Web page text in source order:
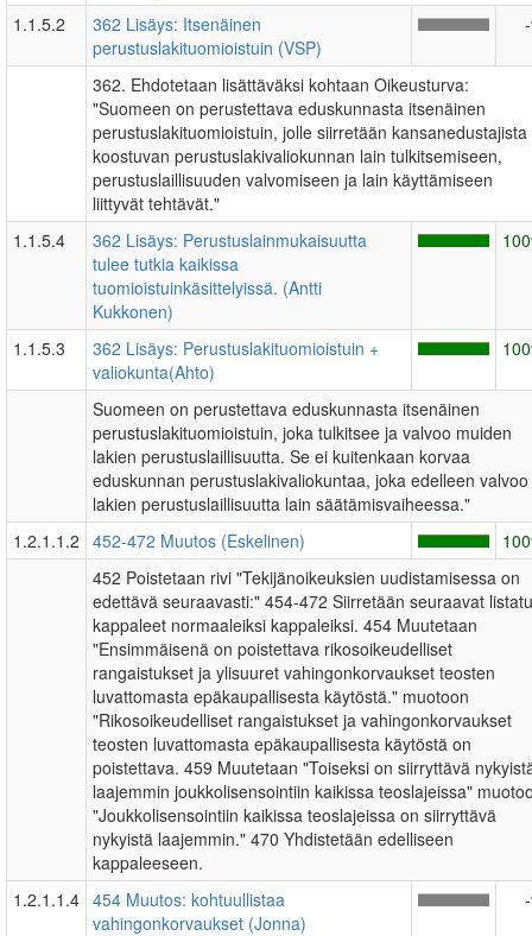
1.1.5.2
362 Lisäys: Itsenäinen
perustuslakituomioistuin (VSP)
362. Ehdotetaan lisättäväksi kohtaan Oikeusturva:
"Suomeen on perustettava eduskunnasta itsenäinen
perustuslakituomioistuin, jolle siirretään kansanedustajista
koostuvan perustuslakivaliokunnan lain tulkitsemiseen,
perustuslaillisuuden valvomiseen ja lain käyttämiseen
liittyvät tehtävät."
1.1.5.4
362 Lisäys: Perustuslainmukaisuutta
tulee tutkia kaikissa
tuomioistuinkäsittelyissä. (Antti
Kukkonen)
1.1.5.3
362 Lisäys: Perustuslakituomioistuin +
valiokunta(Ahto)
Suomeen on perustettava eduskunnasta itsenäinen
perustuslakituomioistuin, joka tulkitsee ja valvoo muiden
lakien perustuslaillisuutta. Se ei kuitenkaan korvaa
eduskunnan perustuslakivaliokuntaa, joka edelleen valvoo
lakien perustuslaillisuutta lain säätämisvaiheessa."
1.2.1.1.2 452-472 Muutos (Eskelinen)
452 Poistetaan rivi "Tekijänoikeuksien uudistamisessa on
edettävä seuraavasti:" 454-472 Siirretään seuraavat
kappaleet normaaleiksi kappaleiksi. 454 Muutetaan
"Ensimmäisenä on poistettava rikosoikeudelliset
rangaistukset ja ylisuuret vahingonkorvaukset teosten
luvattomasta epäkaupallisesta käytöstä." muotoon
"Rikosoikeudelliset rangaistukset ja vahingonkorvaukset
teosten luvattomasta epäkaupallisesta käytöstä on
poistettava. 459 Muutetaan "Toiseksi on siirryttävä
laajemmin joukkolisensointiin kaikissa teoslajeissa"
"Joukkolisensointiin kaikissa teoslajeissa on siirryttävä
nykyistä laajemmin." 470 Yhdistetään edelliseen
kappaleeseen.
1.2.1.1.4 454 Muutos: kohtuullistaa
vahingonkorvaukset (Jonna)